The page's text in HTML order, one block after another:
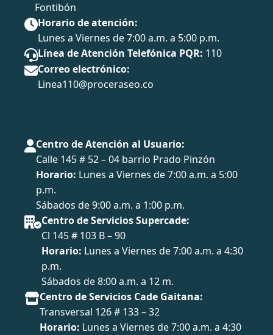
Fontibón
Horario de atención:
Lunes a Viernes de 7:00 a.m. a 5:00 p.m.
Línea de Atención Telefónica PQR: 110
Correo electrónico:
Linea110@proceraseo.co
Centro de Atención al Usuario:
Calle 145 # 52 – 04 barrio Prado Pinzón
Horario: Lunes a Viernes de 7:00 a.m. a 5:00
p.m.
Sábados de 9:00 a.m. a 1:00 p.m.
Centro de Servicios Supercade:
Cl 145 # 103 B – 90
Horario: Lunes a Viernes de 7:00 a.m. a 4:30
p.m.
Sábados de 8:00 a.m. a 12 m.
Centro de Servicios Cade Gaitana:
Transversal 126 # 133 – 32
Horario: Lunes a Viernes de 7:00 a.m. a 4:30